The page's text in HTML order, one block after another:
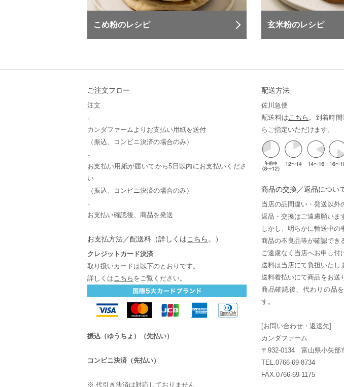
こめ粉のレシピ 玄米粉のレシピ
ご注文フロー
注文
↓
カンダファームよりお支払い用紙を送付
（振込、コンビニ決済の場合のみ）
↓
お支払い用紙が届いてから5日以内にお支払いくださ
い
（振込、コンビニ決済の場合のみ）
↓
お支払い確認後、商品を発送
お支払方法／配送料（詳しくはこちら 。 ）
クレジットカード決済
取り扱いカードは以下のとおりです。
詳しくは こちら をご覧ください。
振込（ゆうちょ）（先払い）
コンビニ決済（先払い）
※ 代引き決済は対応しておりません
配送方法
佐川急便
配送料は こちら 。到着時
らご指定いただけます。
商品の交換／返品につい
当店の品間違い・発送以外
返品・交換はご遠慮願いま
しかし、明らかに輸送中の
商品の不良品等が確認でき
ご遠慮なく当店へお申し付
送料は当店にて負担いたし
送料着払いにて商品をお送
商品確認後、代わりの品
す。
[お問い合わせ・返送先]
カンダファーム
〒932-0134 富山県小矢部
TEL.0766-69-8734
FAX.0766-69-1175